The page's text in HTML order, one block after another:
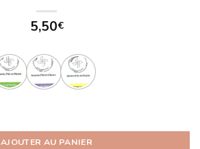
5,50€
AJOUTER AU PANIER